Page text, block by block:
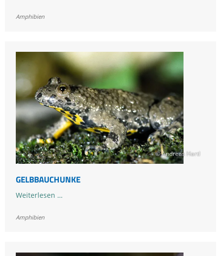
Amphibien
© Andreas Hartl
GELBBAUCHUNKE
Weiterlesen …
Amphibien